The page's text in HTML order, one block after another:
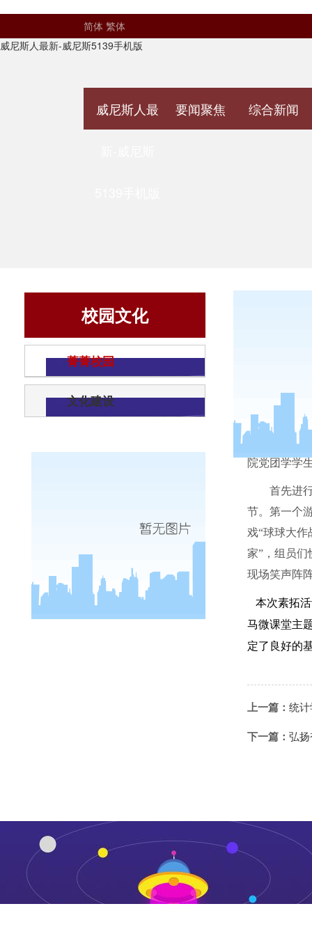
简体 繁体
威尼斯人最新-威尼斯5139手机版
威尼斯人最 要闻聚焦 综合新闻
校园文化
菁菁校园
文化建设
为了搭
院党团学学
首先进
节。第一个
戏“球球大
家”，组员
现场笑声阵
本次素拓
马微课堂主
定了良好的
上一篇： 统
下一篇： 弘